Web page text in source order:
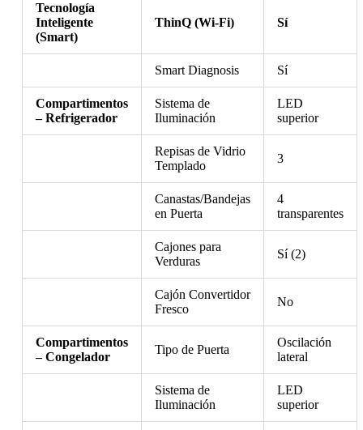
Tecnología
Inteligente
(Smart)
ThinQ (Wi-Fi) Sí
Smart Diagnosis Sí
Compartimentos
– Refrigerador
Sistema de
Iluminación
LED
superior
Repisas de Vidrio
Templado
3
Canastas/Bandejas
en Puerta
4
transparentes
Cajones para
Verduras
Sí (2)
Cajón Convertidor
Fresco
No
Compartimentos
– Congelador
Tipo de Puerta
Oscilación
lateral
Sistema de
Iluminación
LED
superior